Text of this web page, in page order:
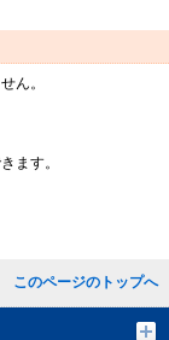
このページのトップへ
ん。
ます。